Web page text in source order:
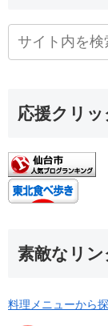
応援クリ
素敵なリン
料理メニューから